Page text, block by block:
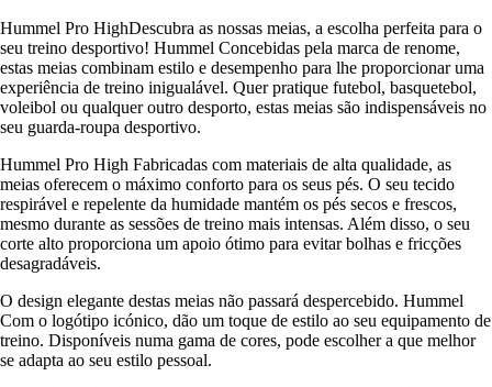
Hummel Pro HighDescubra as nossas meias, a escolha perfeita para o
seu treino desportivo! Hummel Concebidas pela marca de renome,
estas meias combinam estilo e desempenho para lhe proporcionar uma
experiência de treino inigualável. Quer pratique futebol, basquetebol,
voleibol ou qualquer outro desporto, estas meias são indispensáveis no
seu guarda-roupa desportivo.
Hummel Pro High Fabricadas com materiais de alta qualidade, as
meias oferecem o máximo conforto para os seus pés. O seu tecido
respirável e repelente da humidade mantém os pés secos e frescos,
mesmo durante as sessões de treino mais intensas. Além disso, o seu
corte alto proporciona um apoio ótimo para evitar bolhas e fricções
desagradáveis.
O design elegante destas meias não passará despercebido. Hummel
Com o logótipo icónico, dão um toque de estilo ao seu equipamento de
treino. Disponíveis numa gama de cores, pode escolher a que melhor
se adapta ao seu estilo pessoal.